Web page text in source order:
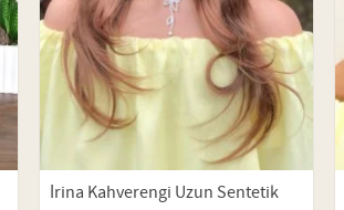
İrina Kahverengi Uzun Sentetik